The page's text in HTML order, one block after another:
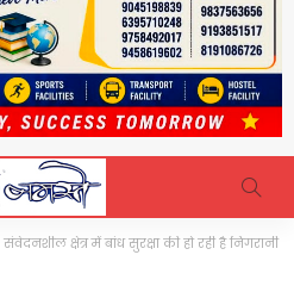
संवेदनशील क्षेत्र में बांध सुरक्षा की हो रही है निगरानी